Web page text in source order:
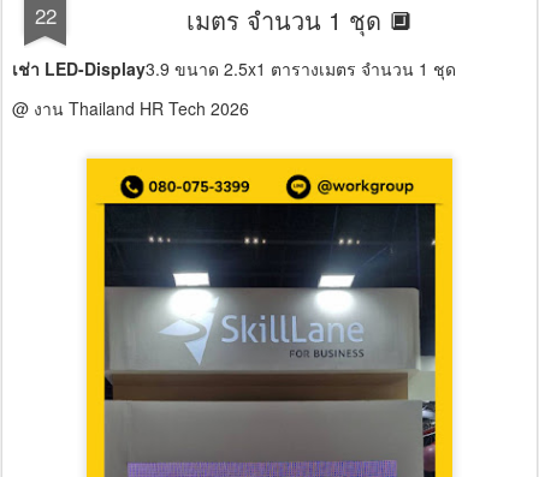
22 เมตร จำนวน 1 ชุด 🔲
เช่า LED-Display3.9 ขนาด 2.5x1 ตารางเมตร จำนวน 1 ชุด
@ งาน Thailand HR Tech 2026